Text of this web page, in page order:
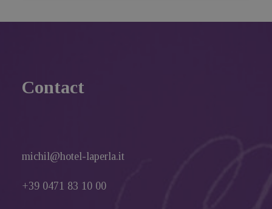
Contact
michil@hotel-laperla.it
+39 0471 83 10 00